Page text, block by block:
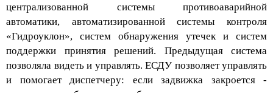
централизованной системы противоаварийной
автоматики, автоматизированной системы контроля
«Гидроуклон», систем обнаружения утечек и систем
поддержки принятия решений. Предыдущая система
позволяла видеть и управлять. ЕСДУ позволяет управлять
и помогает диспетчеру: если задвижка закроется -